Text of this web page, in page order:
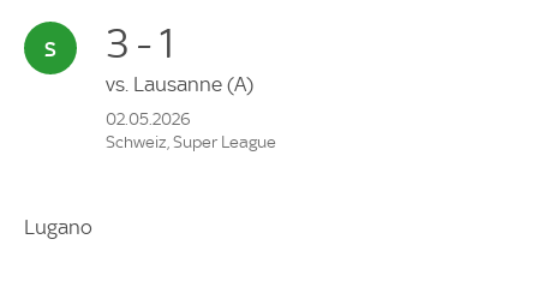
3 - 1
vs. Lausanne (A)
02.05.2026
Schweiz, Super League
Lugano